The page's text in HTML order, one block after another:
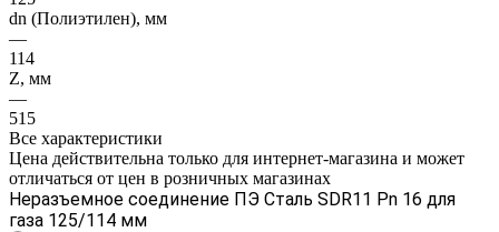
dn (Полиэтилен), мм
—
114
Z, мм
—
515
Все характеристики
Цена действительна только для интернет-магазина и может
отличаться от цен в розничных магазинах
Неразъемное соединение ПЭ Сталь SDR11 Pn 16 для
газа 125/114 мм